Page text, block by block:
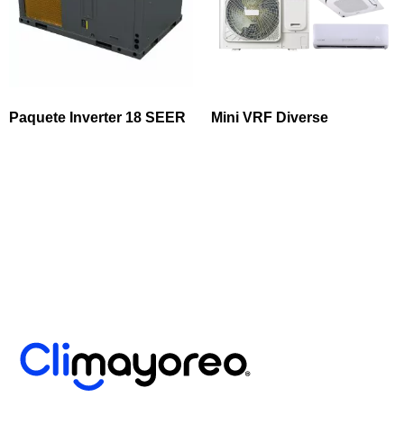
Paquete Inverter 18 SEER Mini VRF Diverse